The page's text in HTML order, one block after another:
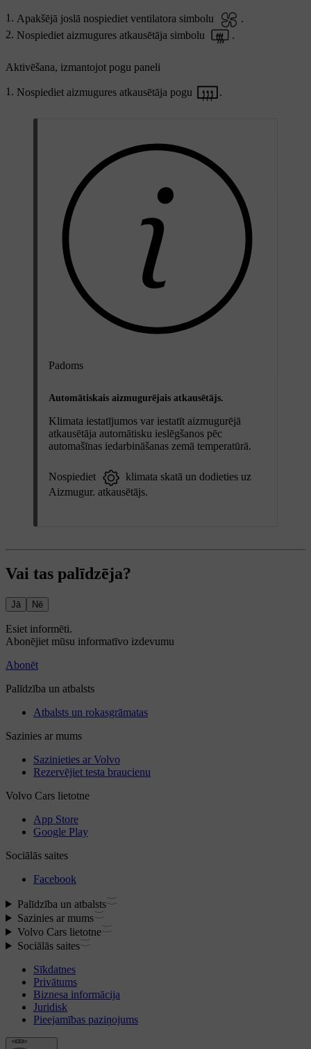
Apakšējā joslā nospiediet ventilatora simbolu
.
Nospiediet aizmugures atkausētāja simbolu
.
Aktivēšana, izmantojot pogu paneli
Nospiediet aizmugures atkausētāja pogu .
Padoms
Automātiskais aizmugurējais atkausētājs.
Klimata iestatījumos var iestatīt aizmugurējā
atkausētāja automātisku ieslēgšanos pēc
automašīnas iedarbināšanas zemā temperatūrā.
Nospiediet
klimata skatā un dodieties uz
Aizmugur. atkausētājs.
Vai tas palīdzēja?
Jā Nē